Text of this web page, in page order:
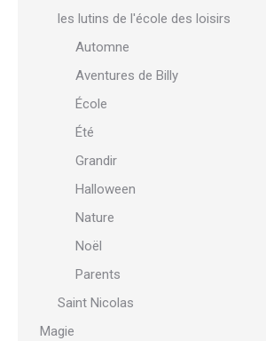
les lutins de l'école des loisirs
Automne
Aventures de Billy
École
Été
Grandir
Halloween
Nature
Noël
Parents
Saint Nicolas
Magie